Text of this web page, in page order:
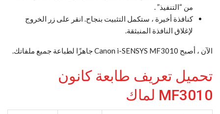
من “التنفيذ” .
كنافذة أخيرة ، ستكمل التثبيت بنجاح. انقر على زر الخروج
لإغلاق النافذة المنبثقة.
الآن ، أصبح Canon i-SENSYS MF3010 جاهزًا لطباعة جميع ملفاتك.
تحميل تعريف طابعة كانون
MF3010 لماك